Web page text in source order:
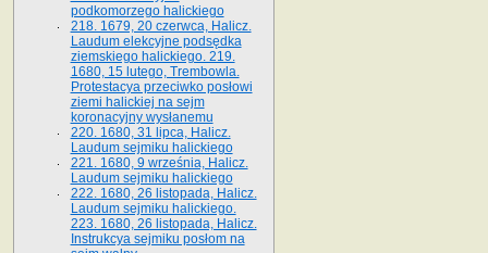
podkomorzego halickiego
218. 1679, 20 czerwca, Halicz.
Laudum elekcyjne podsędka
ziemskiego halickiego. 219.
1680, 15 lutego, Trembowla.
Protestacya przeciwko posłowi
ziemi halickiej na sejm
koronacyjny wysłanemu
220. 1680, 31 lipca, Halicz.
Laudum sejmiku halickiego
221. 1680, 9 września, Halicz.
Laudum sejmiku halickiego
222. 1680, 26 listopada, Halicz.
Laudum sejmiku halickiego.
223. 1680, 26 listopada, Halicz.
Instrukcya sejmiku posłom na